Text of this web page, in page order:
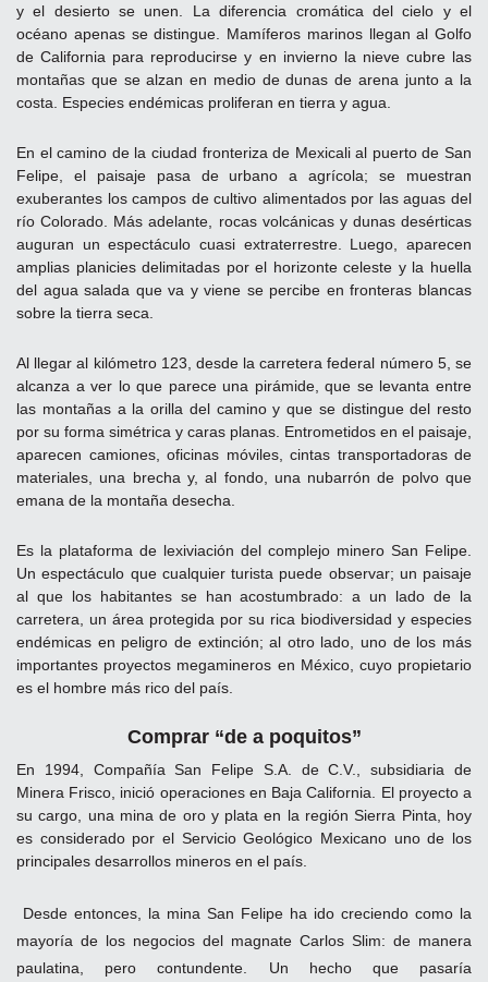
y el desierto se unen. La diferencia cromática del cielo y el
océano apenas se distingue. Mamíferos marinos llegan al Golfo
de California para reproducirse y en invierno la nieve cubre las
montañas que se alzan en medio de dunas de arena junto a la
costa. Especies endémicas proliferan en tierra y agua.
En el camino de la ciudad fronteriza de Mexicali al puerto de San
Felipe, el paisaje pasa de urbano a agrícola; se muestran
exuberantes los campos de cultivo alimentados por las aguas del
río Colorado. Más adelante, rocas volcánicas y dunas desérticas
auguran un espectáculo cuasi extraterrestre. Luego, aparecen
amplias planicies delimitadas por el horizonte celeste y la huella
del agua salada que va y viene se percibe en fronteras blancas
sobre la tierra seca.
Al llegar al kilómetro 123, desde la carretera federal número 5, se
alcanza a ver lo que parece una pirámide, que se levanta entre
las montañas a la orilla del camino y que se distingue del resto
por su forma simétrica y caras planas. Entrometidos en el paisaje,
aparecen camiones, oficinas móviles, cintas transportadoras de
materiales, una brecha y, al fondo, una nubarrón de polvo que
emana de la montaña desecha.
Es la plataforma de lexiviación del complejo minero San Felipe.
Un espectáculo que cualquier turista puede observar; un paisaje
al que los habitantes se han acostumbrado: a un lado de la
carretera, un área protegida por su rica biodiversidad y especies
endémicas en peligro de extinción; al otro lado, uno de los más
importantes proyectos megamineros en México, cuyo propietario
es el hombre más rico del país.
Comprar “de a poquitos”
En 1994, Compañía San Felipe S.A. de C.V., subsidiaria de
Minera Frisco, inició operaciones en Baja California. El proyecto a
su cargo, una mina de oro y plata en la región Sierra Pinta, hoy
es considerado por el Servicio Geológico Mexicano uno de los
principales desarrollos mineros en el país.
Desde entonces, la mina San Felipe ha ido creciendo como la
mayoría de los negocios del magnate Carlos Slim: de manera
paulatina, pero contundente. Un hecho que pasaría